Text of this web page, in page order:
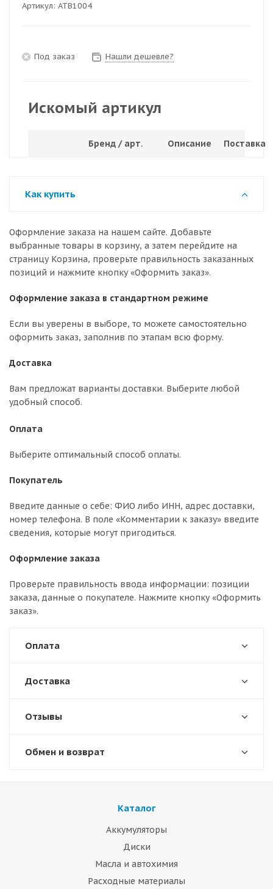
Артикул: ATB1004
Под заказ Нашли дешевле?
Искомый артикул
Бренд / арт. Описание Поставка
Как купить
Оформление заказа на нашем сайте. Добавьте
выбранные товары в корзину, а затем перейдите на
страницу Корзина, проверьте правильность заказанных
позиций и нажмите кнопку «Оформить заказ».
Оформление заказа в стандартном режиме
Если вы уверены в выборе, то можете самостоятельно
оформить заказ, заполнив по этапам всю форму.
Доставка
Вам предложат варианты доставки. Выберите любой
удобный способ.
Оплата
Выберите оптимальный способ оплаты.
Покупатель
Введите данные о себе: ФИО либо ИНН, адрес доставки,
номер телефона. В поле «Комментарии к заказу» введите
сведения, которые могут пригодиться.
Оформление заказа
Проверьте правильность ввода информации: позиции
заказа, данные о покупателе. Нажмите кнопку «Оформить
заказ».
Оплата
Доставка
Отзывы
Обмен и возврат
Каталог
Аккумуляторы
Диски
Масла и автохимия
Расходные материалы